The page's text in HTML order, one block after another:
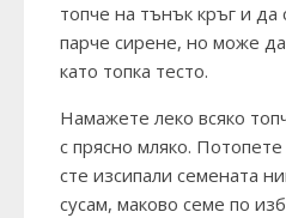
топче на тънък кръг и
парче сирене, но може
като топка тесто.
Намажете леко всяко
с прясно мляко. Потопете
сте изсипали семената
сусам, маково семе по